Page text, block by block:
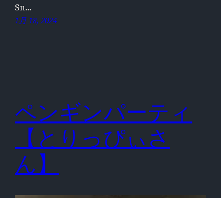
Sn…
1月 18, 2024
ペンギンパーティ
【とりっぴぃさ
ん】